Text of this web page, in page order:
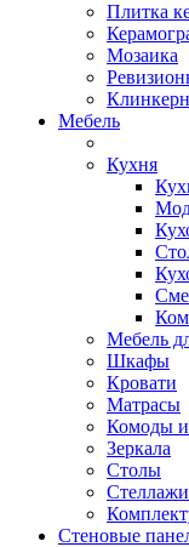
Плитка
Мозаика
Мебель
Кухня
Мебель
Шкафы
Кровати
Матрасы
Комоды
Зеркала
Столы
Стеновые